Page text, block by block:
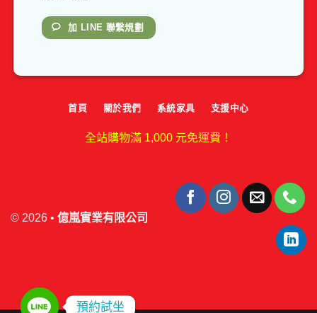
加 LINE 聯繫規劃
© 2026 • 億嵐實業有限公司
首頁 關於我們 系統家具 支援中心
全站購物滿 1,000 元免運費！
預約試坐